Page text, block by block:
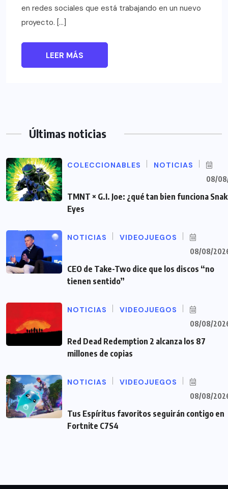
en redes sociales que está trabajando en un nuevo
proyecto. […]
LEER MÁS
Últimas noticias
COLECCIONABLES NOTICIAS
08/
TMNT × G.I. Joe: ¿qué tan bien funciona
Eyes
NOTICIAS VIDEOJUEGOS
08/08/
CEO de Take-Two dice que los discos “no
tienen sentido”
NOTICIAS VIDEOJUEGOS
08/08/
Red Dead Redemption 2 alcanza los 87
millones de copias
NOTICIAS VIDEOJUEGOS
08/08/
Tus Espíritus favoritos seguirán contigo en
Fortnite C7S4